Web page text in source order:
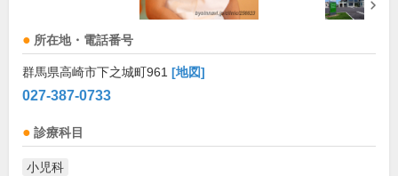
所在地・電話番号
群馬県高崎市下之城町961 [地図]
027-387-0733
診療科目
小児科